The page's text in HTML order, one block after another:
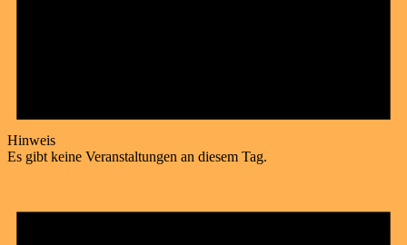
Hinweis
Es gibt keine Veranstaltungen an diesem Tag.